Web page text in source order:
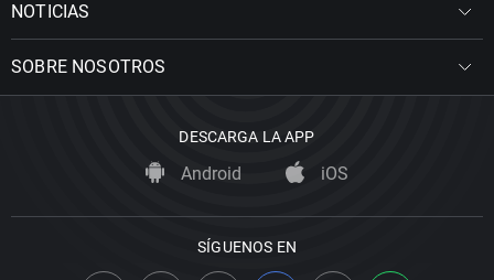
NOTICIAS
SOBRE NOSOTROS
DESCARGA LA APP
Android iOS
SÍGUENOS EN